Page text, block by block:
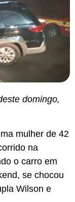
domingo,
mulher de 42
na
o carro em
se chocou
Wilson e